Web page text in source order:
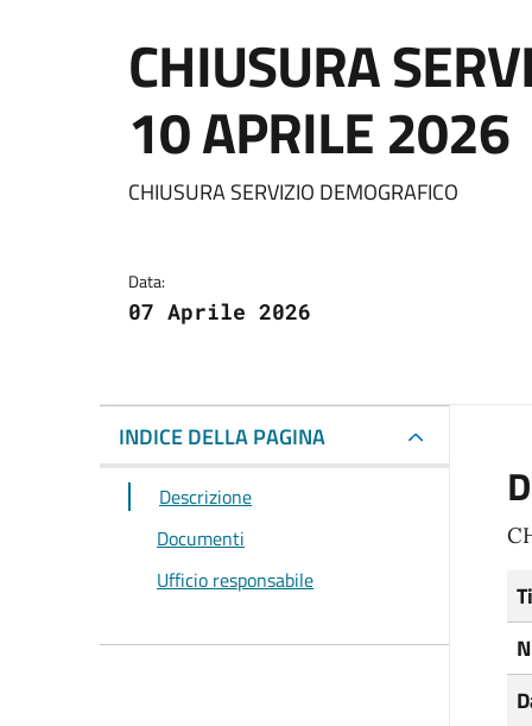
CHIUSURA
10 APRILE 2026
Dettagli del
CHIUSURA SERVIZIO DEMOGRAFICO
Data:
07 Aprile 2026
INDICE DELLA PAGINA
Descrizione
Documenti
Ufficio responsabile